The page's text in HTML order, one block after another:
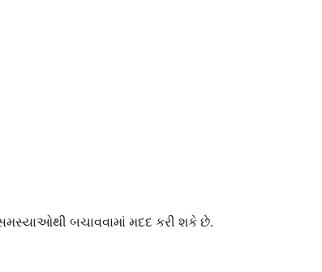
બચાવવામાં મદદ કરી શકે છે.